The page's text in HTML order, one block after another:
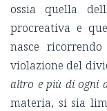
ossia quella
procreativa e
nasce
violazione del
altro e più di ogni
materia, si sia